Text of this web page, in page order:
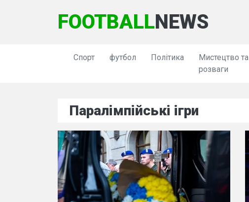
FOOTBALLNEWS
Спорт футбол Політика
Мистецтво та
розваги
Паралімпійські ігри